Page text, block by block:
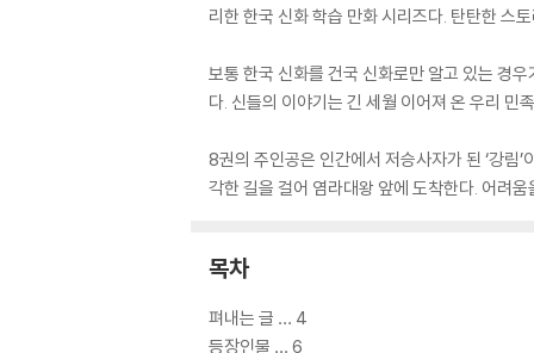
리한 한국 신화 학습 만화 시리즈다. 탄탄한 스
보통 한국 신화를 건국 신화로만 알고 있는 경
다. 신들의 이야기는 긴 세월 이어져 온 우리 민
8권의 주인공은 인간에서 저승사자가 된 ‘강림
각한 길을 걸어 염라대왕 앞에 도착한다. 어려
목차
펴내는 글 … 4
등장인물 … 6